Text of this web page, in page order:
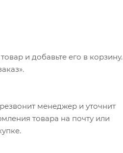
и добавьте его в корзину.
менеджер и уточнит
товара на почту или